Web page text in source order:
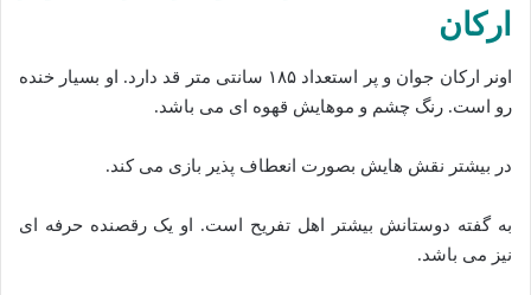
ارکان
اونر ارکان جوان و پر استعداد ۱۸۵ سانتی متر قد دارد. او بسیار خنده
رو است. رنگ چشم و موهایش قهوه ای می باشد.
در بیشتر نقش هایش بصورت انعطاف پذیر بازی می کند.
به گفته دوستانش بیشتر اهل تفریح است. او یک رقصنده حرفه ای
نیز می باشد.